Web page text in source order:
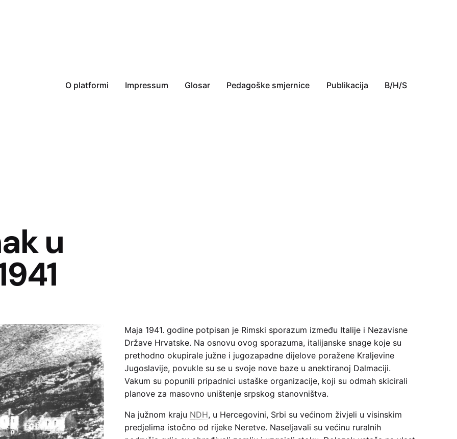
O platformi Impressum Glosar Pedagoške smjernice Publikacija B/H/S
u
Maja 1941. godine potpisan je Rimski sporazum između Italije i Nezavisne
Države Hrvatske. Na osnovu ovog sporazuma, italijanske snage koje su
prethodno okupirale južne i jugozapadne dijelove poražene Kraljevine
Jugoslavije, povukle su se u svoje nove baze u anektiranoj Dalmaciji.
Vakum su popunili pripadnici ustaške organizacije, koji su odmah skicirali
planove za masovno uništenje srpskog stanovništva.
Na južnom kraju NDH, u Hercegovini, Srbi su većinom živjeli u visinskim
predjelima istočno od rijeke Neretve. Naseljavali su većinu ruralnih